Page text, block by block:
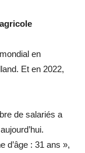
en
Et en 2022,
de salariés a
d’âge : 31 ans »,